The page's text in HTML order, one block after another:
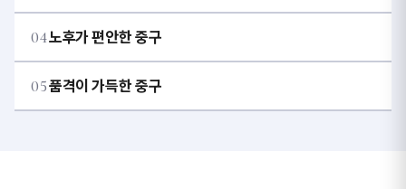
04노후가 편안한 중구
05품격이 가득한 중구